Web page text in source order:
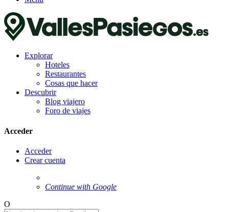
Explorar
Hoteles
Restaurantes
Cosas que hacer
Descubrir
Blog viajero
Foro de viajes
Acceder
Acceder
Crear cuenta
Continue with Google
O